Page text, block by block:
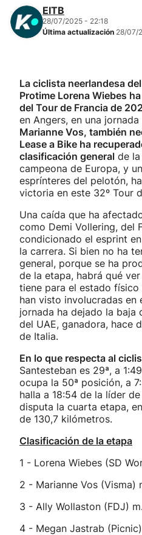
EITB
28/07/2025 - 22:18
Última actualización 28/07/
La ciclista neerlandesa
Protime Lorena Wiebes
del Tour de Francia de
en Angers, en una
Marianne Vos, también
Lease a Bike ha
clasificación general de
campeona de Europa, y
esprínteres del pelotón,
victoria en este 32º Tour
Una caída que ha
como Demi Vollering, del
condicionado el esprint
la carrera. Si bien no ha
general, porque se ha
de la etapa, habrá qué
tiene para el estado
han visto involucradas en
jornada ha dejado la baja
del UAE, ganadora, hace
de Italia.
En lo que respecta al
Santesteban es 29ª, a
ocupa la 50ª posición, a
halla a 18:54 de la líder
disputa la cuarta etapa,
de 130,7 kilómetros.
Clasificación de la etapa
1 - Lorena Wiebes (SD
2 - Marianne Vos (Visma)
3 - Ally Wollaston (FDJ)
4 - Megan Jastrab